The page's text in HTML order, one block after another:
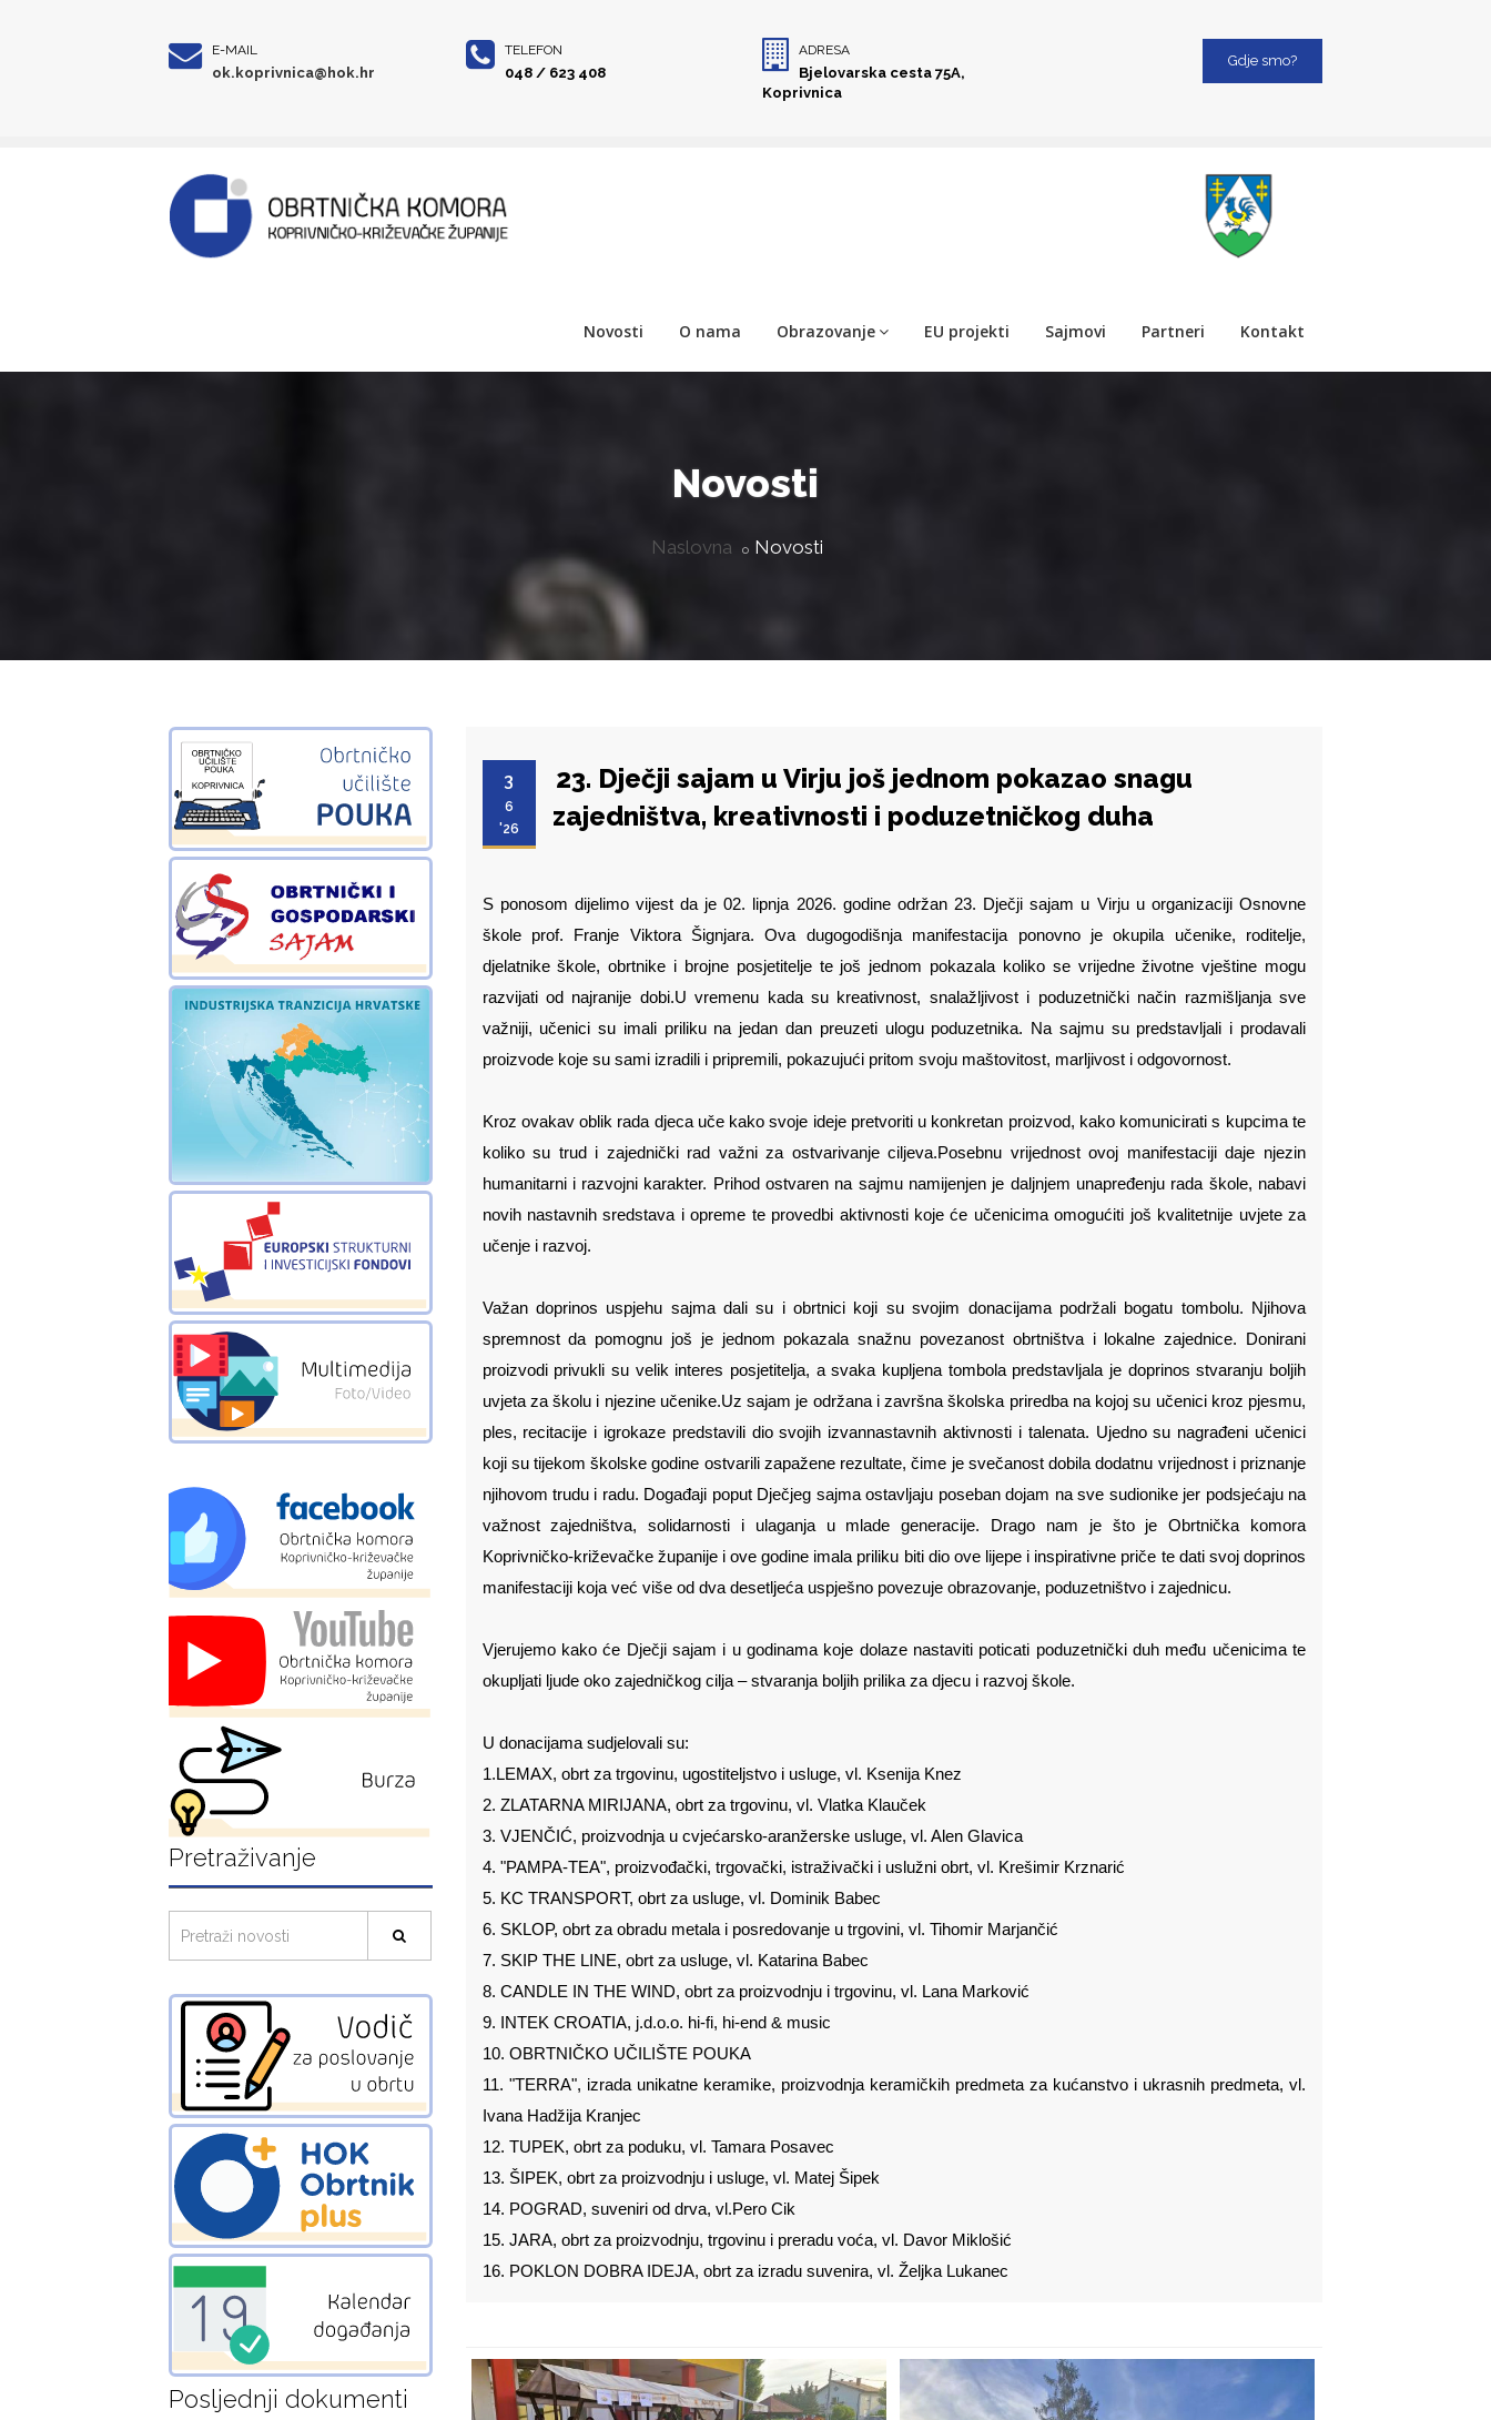
E-MAIL
ok.koprivnica@hok.hr
TELEFON
048 / 623 408
ADRESA
Bjelovarska cesta 75A,
Koprivnica
Gdje smo?
Novosti O nama Obrazovanje EU projekti Sajmovi Partneri Kontakt
Novosti
Naslovna Novosti
3
6
'26
23. Dječji sajam u Virju još jednom pokazao snagu
zajedništva, kreativnosti i poduzetničkog duha
S ponosom dijelimo vijest da je 02. lipnja 2026. godine održan 23. Dječji sajam u Virju u organizaciji Osnovne
škole prof. Franje Viktora Šignjara. Ova dugogodišnja manifestacija ponovno je okupila učenike, roditelje,
djelatnike škole, obrtnike i brojne posjetitelje te još jednom pokazala koliko se vrijedne životne vještine mogu
razvijati od najranije dobi.U vremenu kada su kreativnost, snalažljivost i poduzetnički način razmišljanja sve
važniji, učenici su imali priliku na jedan dan preuzeti ulogu poduzetnika. Na sajmu su predstavljali i prodavali
proizvode koje su sami izradili i pripremili, pokazujući pritom svoju maštovitost, marljivost i odgovornost.
Kroz ovakav oblik rada djeca uče kako svoje ideje pretvoriti u konkretan proizvod, kako komunicirati s kupcima te
koliko su trud i zajednički rad važni za ostvarivanje ciljeva.Posebnu vrijednost ovoj manifestaciji daje njezin
humanitarni i razvojni karakter. Prihod ostvaren na sajmu namijenjen je daljnjem unapređenju rada škole, nabavi
novih nastavnih sredstava i opreme te provedbi aktivnosti koje će učenicima omogućiti još kvalitetnije uvjete za
učenje i razvoj.
Važan doprinos uspjehu sajma dali su i obrtnici koji su svojim donacijama podržali bogatu tombolu. Njihova
spremnost da pomognu još je jednom pokazala snažnu povezanost obrtništva i lokalne zajednice. Donirani
proizvodi privukli su velik interes posjetitelja, a svaka kupljena tombola predstavljala je doprinos stvaranju boljih
uvjeta za školu i njezine učenike.Uz sajam je održana i završna školska priredba na kojoj su učenici kroz pjesmu,
ples, recitacije i igrokaze predstavili dio svojih izvannastavnih aktivnosti i talenata. Ujedno su nagrađeni učenici
koji su tijekom školske godine ostvarili zapažene rezultate, čime je svečanost dobila dodatnu vrijednost i priznanje
njihovom trudu i radu. Događaji poput Dječjeg sajma ostavljaju poseban dojam na sve sudionike jer podsjećaju na
važnost zajedništva, solidarnosti i ulaganja u mlade generacije. Drago nam je što je Obrtnička komora
Koprivničko-križevačke županije i ove godine imala priliku biti dio ove lijepe i inspirativne priče te dati svoj doprinos
manifestaciji koja već više od dva desetljeća uspješno povezuje obrazovanje, poduzetništvo i zajednicu.
Vjerujemo kako će Dječji sajam i u godinama koje dolaze nastaviti poticati poduzetnički duh među učenicima te
okupljati ljude oko zajedničkog cilja – stvaranja boljih prilika za djecu i razvoj škole.
U donacijama sudjelovali su:
1.LEMAX, obrt za trgovinu, ugostiteljstvo i usluge, vl. Ksenija Knez
2. ZLATARNA MIRIJANA, obrt za trgovinu, vl. Vlatka Klauček
3. VJENČIĆ, proizvodnja u cvjećarsko-aranžerske usluge, vl. Alen Glavica
4. "PAMPA-TEA", proizvođački, trgovački, istraživački i uslužni obrt, vl. Krešimir Krznarić
5. KC TRANSPORT, obrt za usluge, vl. Dominik Babec
6. SKLOP, obrt za obradu metala i posredovanje u trgovini, vl. Tihomir Marjančić
7. SKIP THE LINE, obrt za usluge, vl. Katarina Babec
8. CANDLE IN THE WIND, obrt za proizvodnju i trgovinu, vl. Lana Marković
9. INTEK CROATIA, j.d.o.o. hi-fi, hi-end & music
10. OBRTNIČKO UČILIŠTE POUKA
11. "TERRA", izrada unikatne keramike, proizvodnja keramičkih predmeta za kućanstvo i ukrasnih predmeta, vl.
Ivana Hadžija Kranjec
12. TUPEK, obrt za poduku, vl. Tamara Posavec
13. ŠIPEK, obrt za proizvodnju i usluge, vl. Matej Šipek
14. POGRAD, suveniri od drva, vl.Pero Cik
15. JARA, obrt za proizvodnju, trgovinu i preradu voća, vl. Davor Miklošić
16. POKLON DOBRA IDEJA, obrt za izradu suvenira, vl. Željka Lukanec
Pretraživanje
Posljednji dokumenti